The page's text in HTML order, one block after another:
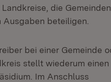
die
beteiligen.
bei einer Gemeinde
stellt wiederum einen
Im Anschluss